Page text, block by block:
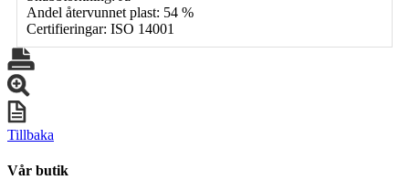
Andel återvunnet plast: 54 %
Certifieringar: ISO 14001
Tillbaka
Vår butik